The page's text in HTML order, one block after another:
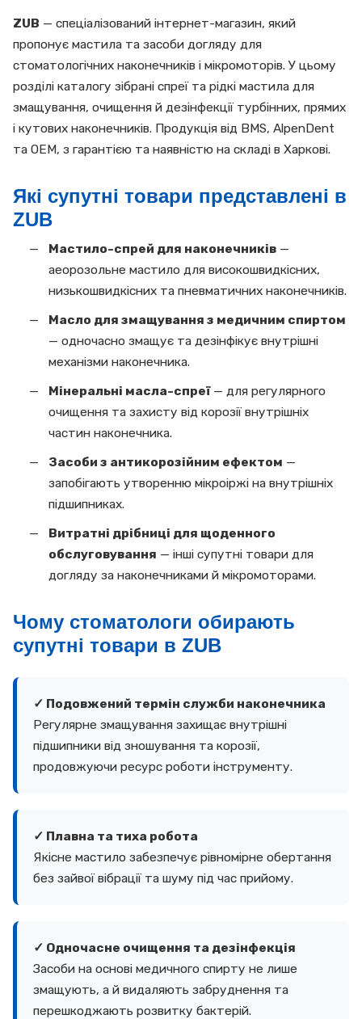
ZUB — спеціалізований інтернет-магазин, який
пропонує мастила та засоби догляду для
стоматологічних наконечників і мікромоторів. У цьому
розділі каталогу зібрані спреї та рідкі мастила для
змащування, очищення й дезінфекції турбінних, прямих
і кутових наконечників. Продукція від BMS, AlpenDent
та ОЕМ, з гарантією та наявністю на складі в Харкові.
Які супутні товари представлені в
ZUB
Мастило-спрей для наконечників —
аеорозольне мастило для високошвидкісних,
низькошвидкісних та пневматичних наконечників.
Масло для змащування з медичним спиртом
— одночасно змащує та дезінфікує внутрішні
механізми наконечника.
Мінеральні масла-спреї— для регулярного
очищення та захисту від корозії внутрішніх
частин наконечника.
Засоби з антикорозійним ефектом —
запобігають утворенню мікроіржі на внутрішніх
підшипниках.
Витратні дрібниці для щоденного
обслуговування — інші супутні товари для
догляду за наконечниками й мікромоторами.
Чому стоматологи обирають
супутні товари в ZUB
✓ Подовжений термін служби наконечника
Регулярне змащування захищає внутрішні
підшипники від зношування та корозії,
продовжуючи ресурс роботи інструменту.
✓ Плавна та тиха робота
Якісне мастило забезпечує рівномірне обертання
без зайвої вібрації та шуму під час прийому.
✓ Одночасне очищення та дезінфекція
Засоби на основі медичного спирту не лише
змащують, а й видаляють забруднення та
перешкоджають розвитку бактерій.